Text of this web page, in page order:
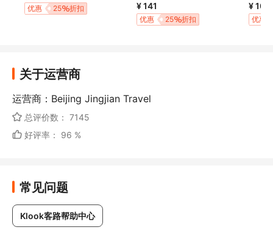
25 折扣
优惠 ¥ 141
25 折扣
优惠
¥ 107
优惠
关于运营商
运营商：Beijing Jingjian Travel
总评价数： 7145
好评率： 96 %
常见问题
Klook客路帮助中心